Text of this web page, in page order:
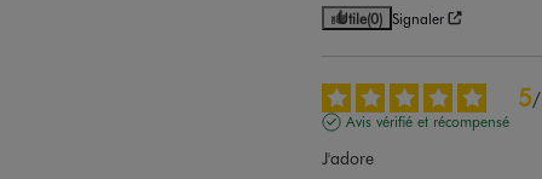
Utile(0) Signaler
5/
Avis vérifié et récompensé
J'adore